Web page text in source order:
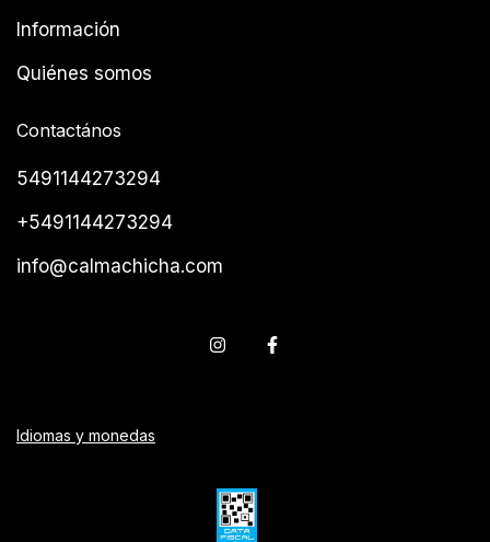
Información
Quiénes somos
Contactános
5491144273294
+5491144273294
info@calmachicha.com
Idiomas y monedas